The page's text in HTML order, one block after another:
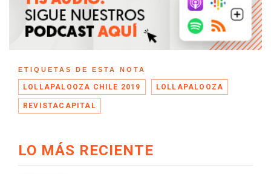
ETIQUETAS DE ESTA NOTA
LOLLAPALOOZA CHILE 2019 LOLLAPALOOZA
REVISTACAPITAL
LO MÁS RECIENTE